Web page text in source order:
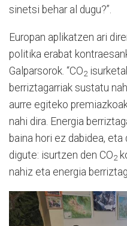
sinetsi behar al dugu?”.
Europan aplikatzen ari
politika erabat
Galparsorok. “CO2
berriztagarriak sustatu
aurre egiteko
nahi dira. Energia
baina hori ez dabidea,
digute: isurtzen den CO2
nahiz eta energia